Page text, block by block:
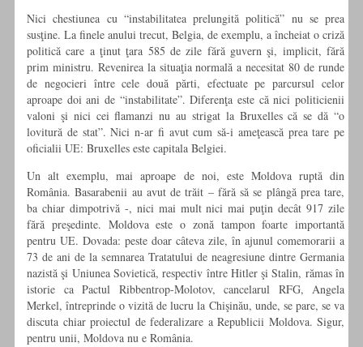
Nici chestiunea cu “instabilitatea prelungită politică” nu se prea
susţine. La finele anului trecut, Belgia, de exemplu, a încheiat o criză
politică care a ţinut ţara 585 de zile fără guvern şi, implicit, fără
prim ministru. Revenirea la situaţia normală a necesitat 80 de runde
de negocieri între cele două părti, efectuate pe parcursul celor
aproape doi ani de “instabilitate”. Diferenţa este că nici politicienii
valoni şi nici cei flamanzi nu au strigat la Bruxelles că se dă “o
lovitură de stat”. Nici n-ar fi avut cum să-i ameţească prea tare pe
oficialii UE: Bruxelles este capitala Belgiei.
Un alt exemplu, mai aproape de noi, este Moldova ruptă din
România. Basarabenii au avut de trăit – fără să se plângă prea tare,
ba chiar dimpotrivă -, nici mai mult nici mai puţin decât 917 zile
fără preşedinte. Moldova este o zonă tampon foarte importantă
pentru UE. Dovada: peste doar câteva zile, în ajunul comemorarii a
73 de ani de la semnarea Tratatului de neagresiune dintre Germania
nazistă şi Uniunea Sovietică, respectiv între Hitler şi Stalin, rămas în
istorie ca Pactul Ribbentrop-Molotov, cancelarul RFG, Angela
Merkel, întreprinde o vizită de lucru la Chişinău, unde, se pare, se va
discuta chiar proiectul de federalizare a Republicii Moldova. Sigur,
pentru unii, Moldova nu e România.